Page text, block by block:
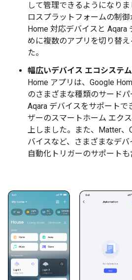
して管理できるようになり
ロスプラットフォームの制
Home 対応デバイスと Aqara
めに複数のアプリを切り替
た。
幅広いデバイス エコシステ
Home アプリは、Google
のさまざまな種類のサード
Aqara デバイスをサポートで
ザーのスマートホーム エク
上しました。また、Matter、
バイスなど、さまざまなデ
自動化トリガーのサポートも